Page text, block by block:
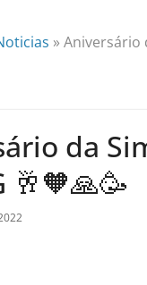
»Aniversário
da
🥂🧡🙏🥳